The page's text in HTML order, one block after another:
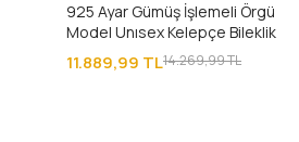
925 Ayar Gümüş İşlemeli Örgü
Model Unısex Kelepçe Bileklik
11.889,99 TL14.269,99 TL